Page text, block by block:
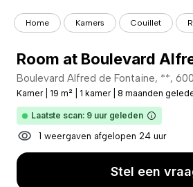
Home Kamers Couillet
Boulevard Alfred de Fontaine, **,
Kamer 19 m² 1 kamer 8 maanden
Laatste scan: 9 uur geleden
1 weergaven afgelopen 24 uur
Stel een